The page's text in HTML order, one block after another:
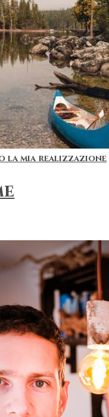
la mia realizzazione